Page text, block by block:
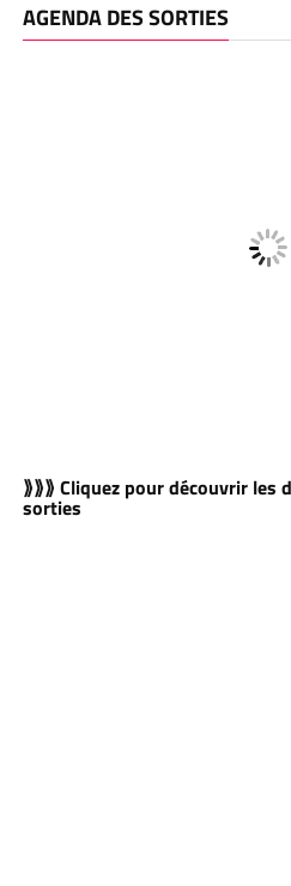
AGENDA DES SORTIES
⟫⟫⟫ Cliquez pour découvrir les
sorties